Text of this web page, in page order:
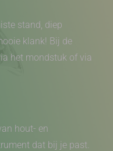
stand, diep
klank! Bij de
het mondstuk of via
hout- en
dat bij je past.